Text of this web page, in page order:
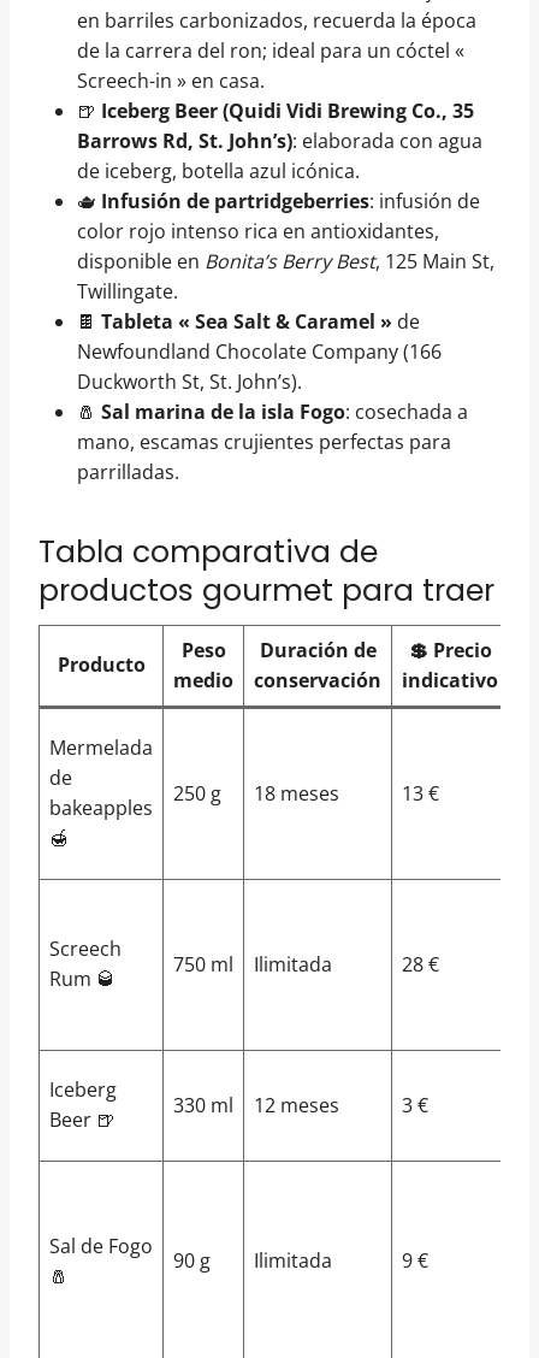
en barriles carbonizados, recuerda la época
de la carrera del ron; ideal para un cóctel «
Screech-in » en casa.
🍺 Iceberg Beer (Quidi Vidi Brewing Co., 35
Barrows Rd, St. John’s): elaborada con agua
de iceberg, botella azul icónica.
🫖 Infusión de partridgeberries: infusión de
color rojo intenso rica en antioxidantes,
disponible en Bonita’s Berry Best, 125 Main St,
Twillingate.
🍫 Tableta « Sea Salt & Caramel » de
Newfoundland Chocolate Company (166
Duckworth St, St. John’s).
🧂 Sal marina de la isla Fogo: cosechada a
mano, escamas crujientes perfectas para
parrilladas.
Tabla comparativa de
productos gourmet para traer
Producto
Peso
medio
Duración de
conservación
💲 Precio
indicativo
Mermelada
de
bakeapples
🍯
250 g 18 meses 13 €
Screech
Rum 🥃
750 ml Ilimitada 28 €
Iceberg
Beer 🍺
330 ml 12 meses 3 €
Sal de Fogo
🧂
90 g Ilimitada 9 €